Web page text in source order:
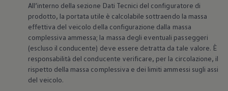
Veicoli elettrici
Soluzioni di ricarica e autonomia
Simulatore del tempo di ricarica
Simulatore dell’autonomia
Ricarica domestica
Ricarica in movimento
Accessori per la ricarica
Calcolo percorso
Connettività e Sicurezza
All’interno della sezione Dati Tecnici del configuratore di
prodotto, la portata utile è calcolabile sottraendo la massa
effettiva del veicolo della configurazione dalla massa
complessiva ammessa; la massa degli eventuali passeggeri
(escluso il conducente) deve essere detratta da tale valore. È
responsabilità del conducente verificare, per la circolazione, il
rispetto della massa complessiva e dei limiti ammessi sugli assi
del veicolo.